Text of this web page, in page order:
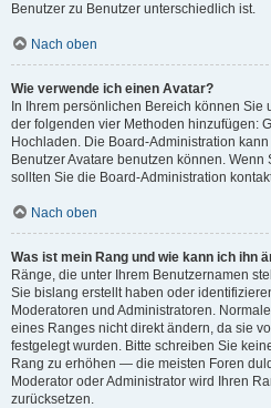
Benutzer zu Benutzer unterschiedlich ist.
Nach oben
Wie verwende ich einen Avatar?
In Ihrem persönlichen Bereich können Sie
der folgenden vier Methoden hinzufügen:
Hochladen. Die Board-Administration
Benutzer Avatare benutzen können.
sollten Sie die Board-Administration
Nach oben
Was ist mein Rang und wie kann ich ihn
Ränge, die unter Ihrem Benutzernamen
Sie bislang erstellt haben oder
Moderatoren und Administratoren.
eines Ranges nicht direkt ändern, da sie
festgelegt wurden. Bitte schreiben Sie
Rang zu erhöhen — die meisten Foren
Moderator oder Administrator wird Ihren
zurücksetzen.